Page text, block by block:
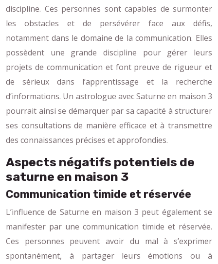
discipline. Ces personnes sont capables de surmonter
les obstacles et de persévérer face aux défis,
notamment dans le domaine de la communication. Elles
possèdent une grande discipline pour gérer leurs
projets de communication et font preuve de rigueur et
de sérieux dans l’apprentissage et la recherche
d’informations. Un astrologue avec Saturne en maison 3
pourrait ainsi se démarquer par sa capacité à structurer
ses consultations de manière efficace et à transmettre
des connaissances précises et approfondies.
Aspects négatifs potentiels de
saturne en maison 3
Communication timide et réservée
L’influence de Saturne en maison 3 peut également se
manifester par une communication timide et réservée.
Ces personnes peuvent avoir du mal à s’exprimer
spontanément, à partager leurs émotions ou à